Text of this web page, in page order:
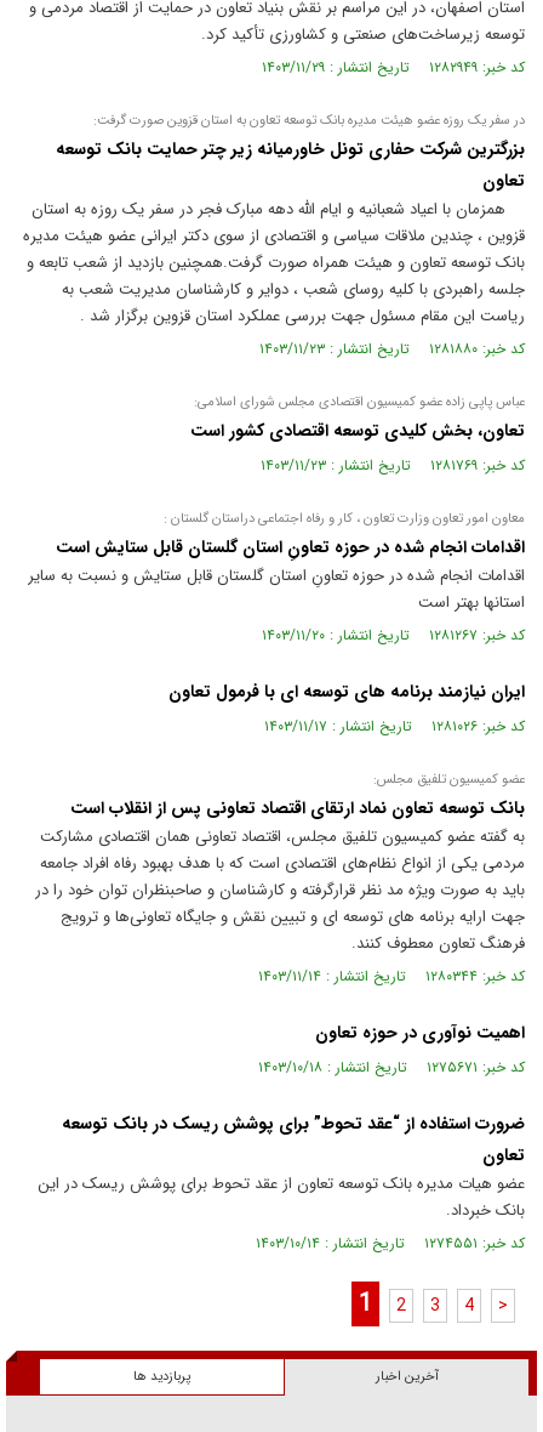
استان اصفهان، در این مراسم بر نقش بنیاد تعاون در حمایت از اقتصاد مردمی و
توسعه زیرساخت‌های صنعتی و کشاورزی تأکید کرد.
کد خبر: ۱۲۸۲۹۴۹ تاریخ انتشار : ۱۴۰۳/۱۱/۲۹
در سفر یک روزه عضو هیئت مدیره بانک توسعه تعاون به استان قزوین صورت گرفت:
بزرگترین شرکت حفاری تونل خاورمیانه زیر چتر حمایت بانک توسعه
تعاون
همزمان با اعیاد شعبانیه و ایام الله دهه مبارک فجر در سفر یک روزه به استان
قزوین ، چندین ملاقات سیاسی و اقتصادی از سوی دکتر ایرانی عضو هیئت مدیره
بانک توسعه تعاون و هیئت همراه صورت گرفت.همچنین بازدید از شعب تابعه و
جلسه راهبردی با کلیه روسای شعب ، دوایر و کارشناسان مدیریت شعب به
ریاست این مقام مسئول جهت بررسی عملکرد استان قزوین برگزار شد .
کد خبر: ۱۲۸۱۸۸۰ تاریخ انتشار : ۱۴۰۳/۱۱/۲۳
عباس پاپی زاده عضو کمیسیون اقتصادی مجلس شورای اسلامی:
تعاون، بخش کلیدی توسعه اقتصادی کشور است
کد خبر: ۱۲۸۱۷۶۹ تاریخ انتشار : ۱۴۰۳/۱۱/۲۳
معاون امور تعاون وزارت تعاون ، کار و رفاه اجتماعی دراستان گلستان :
اقدامات انجام شده در حوزه تعاونِ استان گلستان قابل ستایش است
اقدامات انجام شده در حوزه تعاونِ استان گلستان قابل ستایش و نسبت به سایر
استانها بهتر است
کد خبر: ۱۲۸۱۲۶۷ تاریخ انتشار : ۱۴۰۳/۱۱/۲۰
ایران نیازمند برنامه های توسعه ای با فرمول تعاون
کد خبر: ۱۲۸۱۰۲۶ تاریخ انتشار : ۱۴۰۳/۱۱/۱۷
عضو کمیسیون تلفیق مجلس:
بانک توسعه تعاون نماد ارتقای اقتصاد تعاونی پس از انقلاب است
به گفته عضو کمیسیون تلفیق مجلس، اقتصاد تعاونی همان اقتصادی مشارکت
مردمی یکی از انواع نظام‌های اقتصادی است که با هدف بهبود رفاه افراد جامعه
باید به صورت ویژه مد نظر قرارگرفته و کارشناسان و صاحبنظران توان خود را در
جهت ارایه برنامه های توسعه ای و تبیین نقش و جایگاه تعاونی‌ها و ترویج
فرهنگ تعاون معطوف کنند.
کد خبر: ۱۲۸۰۳۴۴ تاریخ انتشار : ۱۴۰۳/۱۱/۱۴
اهمیت نوآوری در حوزه تعاون
کد خبر: ۱۲۷۵۶۷۱ تاریخ انتشار : ۱۴۰۳/۱۰/۱۸
ضرورت استفاده از “عقد تحوط” برای پوشش ریسک در بانک توسعه
تعاون
عضو هیات مدیره بانک توسعه تعاون از عقد تحوط برای پوشش ریسک در این
بانک خبرداد.
کد خبر: ۱۲۷۴۵۵۱ تاریخ انتشار : ۱۴۰۳/۱۰/۱۴
1 2 3 4 >
آخرین اخبار پربازدید ها